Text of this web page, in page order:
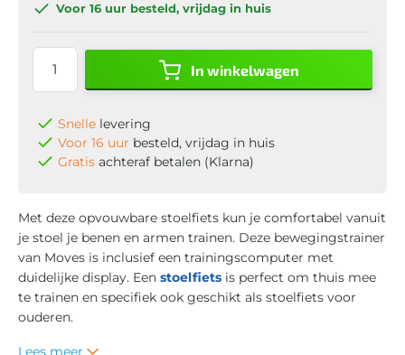
Voor 16 uur besteld, vrijdag in huis
In winkelwagen
Snelle levering
Voor 16 uur besteld, vrijdag in huis
Gratis achteraf betalen (Klarna)
Met deze opvouwbare stoelfiets kun je comfortabel vanuit
je stoel je benen en armen trainen. Deze bewegingstrainer
van Moves is inclusief een trainingscomputer met
duidelijke display. Een stoelfiets is perfect om thuis mee
te trainen en specifiek ook geschikt als stoelfiets voor
ouderen.
Lees meer